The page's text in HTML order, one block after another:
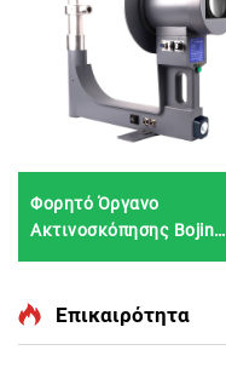
Φορητό Όργανο
Ακτινοσκόπησης Bojin
Επικαιρότητα